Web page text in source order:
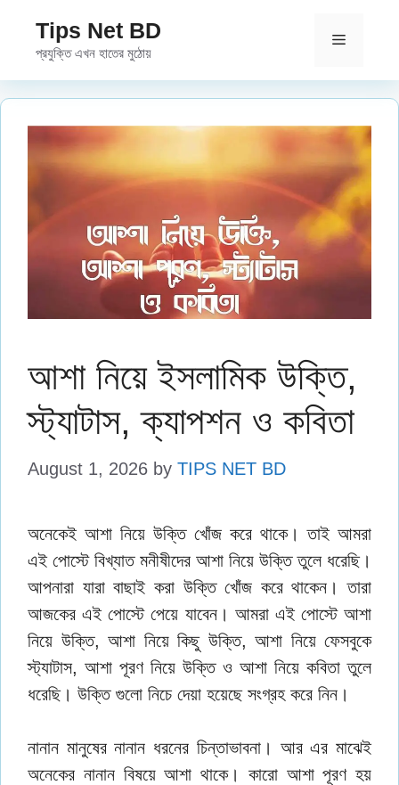
content
Tips Net BD
প্রযুক্তি এখন হাতের মুঠোয়
Menu
আশা নিয়ে ইসলামিক উক্তি,
স্ট্যাটাস, ক্যাপশন ও কবিতা
August 1, 2026 by TIPS NET BD
অনেকেই আশা নিয়ে উক্তি খোঁজ করে থাকে। তাই আমরা
এই পোস্টে বিখ্যাত মনীষীদের আশা নিয়ে উক্তি তুলে ধরেছি।
আপনারা যারা বাছাই করা উক্তি খোঁজ করে থাকেন। তারা
আজকের এই পোস্টে পেয়ে যাবেন। আমরা এই পোস্টে আশা
নিয়ে উক্তি, আশা নিয়ে কিছু উক্তি, আশা নিয়ে ফেসবুকে
স্ট্যাটাস, আশা পূরণ নিয়ে উক্তি ও আশা নিয়ে কবিতা তুলে
ধরেছি। উক্তি গুলো নিচে দেয়া হয়েছে সংগ্রহ করে নিন।
নানান মানুষের নানান ধরনের চিন্তাভাবনা। আর এর মাঝেই
অনেকের নানান বিষয়ে আশা থাকে। কারো আশা পূরণ হয়